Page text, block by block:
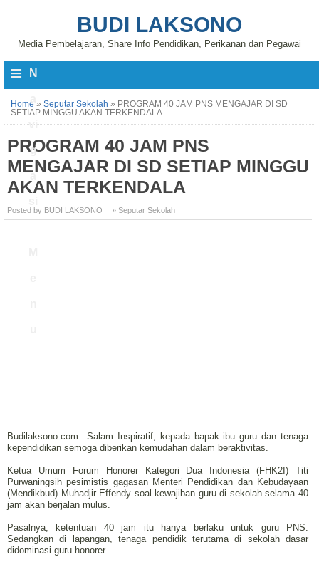
BUDI LAKSONO
Media Pembelajaran, Share Info Pendidikan, Perikanan dan Pegawai
≡ N
vi
g
a
Home » Seputar Sekolah » PROGRAM 40 JAM PNS MENGAJAR DI SD
SETIAP MINGGU AKAN TERKENDALA
PROGRAM 40 JAM PNS
MENGAJAR DI SD SETIAP MINGGU
AKAN TERKENDALA
Posted by BUDI LAKSONO » Seputar Sekolah
Budilaksono.com...Salam Inspiratif, kepada bapak ibu guru dan tenaga
kependidikan semoga diberikan kemudahan dalam beraktivitas.
Ketua Umum Forum Honorer Kategori Dua Indonesia (FHK2I) Titi
Purwaningsih pesimistis gagasan Menteri Pendidikan dan Kebudayaan
(Mendikbud) Muhadjir Effendy soal kewajiban guru di sekolah selama 40
jam akan berjalan mulus.
Pasalnya, ketentuan 40 jam itu hanya berlaku untuk guru PNS.
Sedangkan di lapangan, tenaga pendidik terutama di sekolah dasar
didominasi guru honorer.